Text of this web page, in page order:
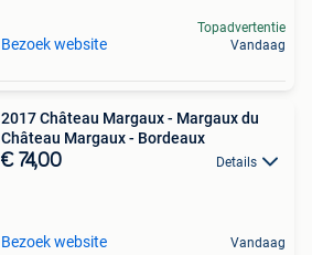
Bezoek website
Topadvertentie
Vandaag
2017 Château Margaux - Margaux du
Château Margaux - Bordeaux
€ 74,00 Details
Bezoek website Vandaag